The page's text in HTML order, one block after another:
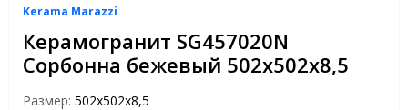
Kerama Marazzi
Керамогранит SG457020N
Сорбонна бежевый 502х502х8,5
Размер: 502х502х8,5